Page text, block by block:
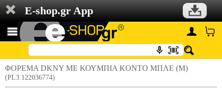
E-shop.gr App
ΦΟΡΕΜΑ DKNY ΜΕ ΚΟΥΜΠΙΑ KONTO ΜΠΛΕ (M)
(PL3.122036774)